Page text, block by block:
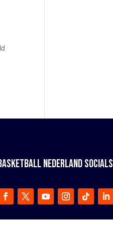
NEDERLAND SOCIALS